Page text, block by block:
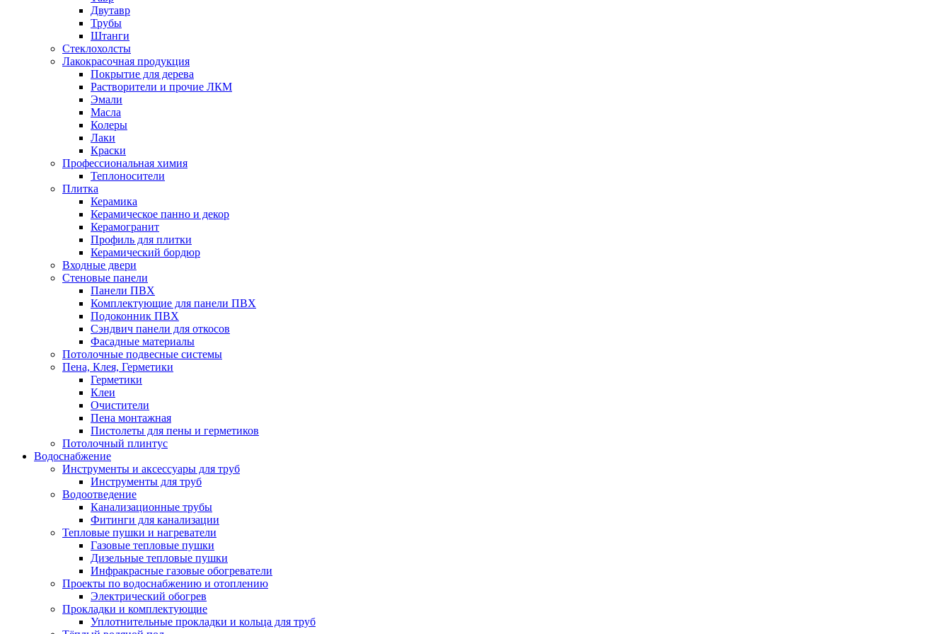
Двутавр
Трубы
Штанги
Стеклохолсты
Лакокрасочная продукция
Покрытие для дерева
Растворители и прочие ЛКМ
Эмали
Масла
Колеры
Лаки
Краски
Профессиональная химия
Теплоносители
Плитка
Керамика
Керамическое панно и декор
Керамогранит
Профиль для плитки
Керамический бордюр
Входные двери
Стеновые панели
Панели ПВХ
Комплектующие для панели ПВХ
Подоконник ПВХ
Сэндвич панели для откосов
Фасадные материалы
Потолочные подвесные системы
Пена, Клея, Герметики
Герметики
Клеи
Очистители
Пена монтажная
Пистолеты для пены и герметиков
Потолочный плинтус
Водоснабжение
Инструменты и аксессуары для труб
Инструменты для труб
Водоотведение
Канализационные трубы
Фитинги для канализации
Тепловые пушки и нагреватели
Газовые тепловые пушки
Дизельные тепловые пушки
Инфракрасные газовые обогреватели
Проекты по водоснабжению и отоплению
Электрический обогрев
Прокладки и комплектующие
Уплотнительные прокладки и кольца для труб